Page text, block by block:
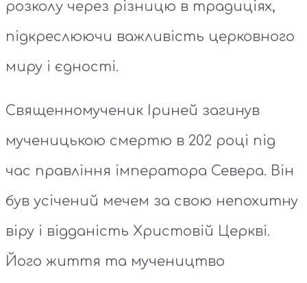
розколу через різницю в традиціях,
підкреслюючи важливість церковного
миру і єдності.
Священномученик Іриней загинув
мученицькою смертю в 202 році під
час правління імператора Севера. Він
був усічений мечем за свою непохитну
віру і відданість Христовій Церкві.
Його життя та мучеництво